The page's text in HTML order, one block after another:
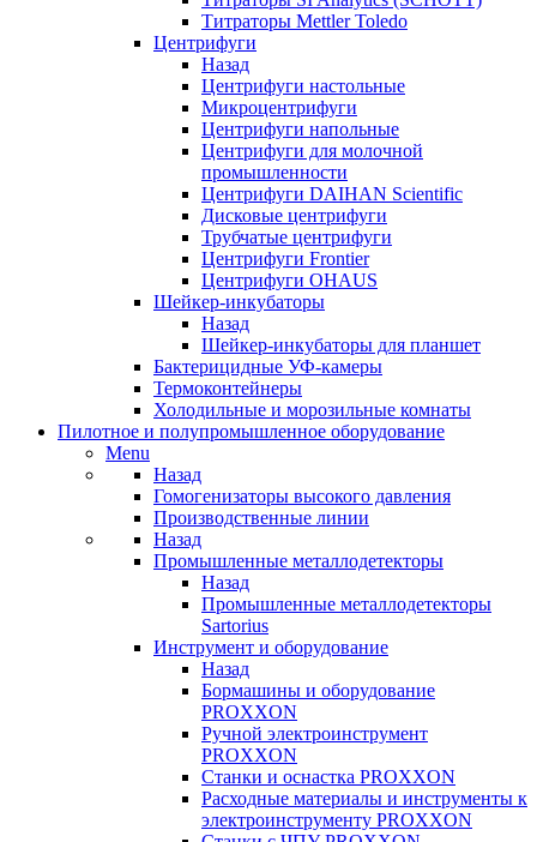
Титраторы Mettler Toledo
Центрифуги
Назад
Центрифуги настольные
Микроцентрифуги
Центрифуги напольные
Центрифуги для молочной
промышленности
Центрифуги DAIHAN Scientific
Дисковые центрифуги
Трубчатые центрифуги
Центрифуги Frontier
Центрифуги OHAUS
Шейкер-инкубаторы
Назад
Шейкер-инкубаторы для планшет
Бактерицидные УФ-камеры
Термоконтейнеры
Холодильные и морозильные комнаты
Пилотное и полупромышленное оборудование
Menu
Назад
Гомогенизаторы высокого давления
Производственные линии
Назад
Промышленные металлодетекторы
Назад
Промышленные металлодетекторы
Sartorius
Инструмент и оборудование
Назад
Бормашины и оборудование
PROXXON
Ручной электроинструмент
PROXXON
Cтанки и оснастка PROXXON
Расходные материалы и инструменты к
электроинструменту PROXXON